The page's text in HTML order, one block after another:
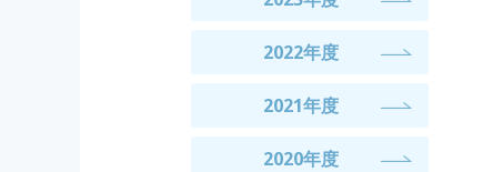
2022年度
2021年度
2020年度